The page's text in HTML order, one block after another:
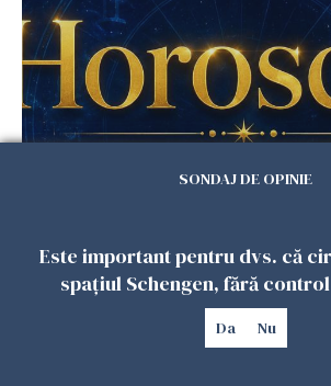
Horoscop 27 iulie. Lunea care
săptămânii. Universul deschide
neașteptate pentru unele zodii
SONDAJ DE OPINIE
Este important pentru dvs. că
spațiul Schengen, fără
Da Nu